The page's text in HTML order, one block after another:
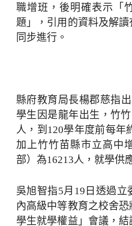
職增班，後明確表示「
題」，引用的資料及解
同步進行。
縣府教育局長楊郡慈指
學生因是龍年出生，竹
人，到120學年度前每年
加上竹竹苗縣市立高中
部）為16213人，就學供
吳旭智指5月19日透過立
內高級中等教育之校舍
學生就學權益」會議，